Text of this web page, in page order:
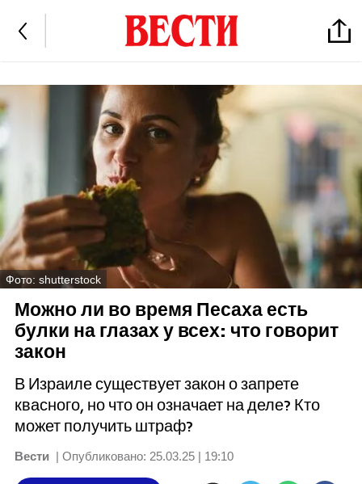
Фото: shutterstock
Можно ли во время Песаха есть
булки на глазах у всех: что говорит
закон
В Израиле существует закон о запрете
квасного, но что он означает на деле? Кто
может получить штраф?
Вести | Опубликовано: 25.03.25 | 19:10